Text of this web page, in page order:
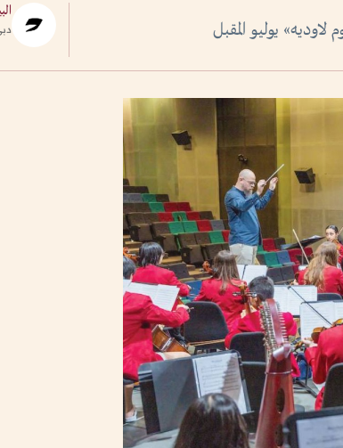
يوليو المقبل